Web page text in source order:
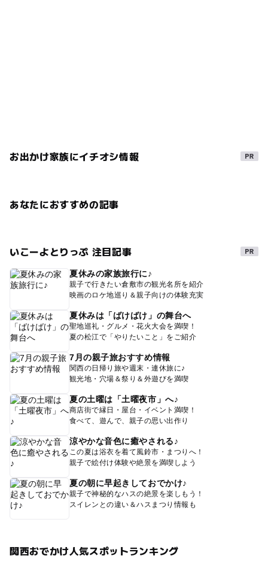
お出かけ家族にイチオシ情報
あなたにおすすめの記事
いこーよとりっぷ 注目記事
夏休みの家族旅行に♪
親子で行きたい倉敷市の観光名所を紹介
映画のロケ地巡り＆親子向けの体験充実
夏休みは「ばけばけ」の舞台へ
聖地巡礼・グルメ・花火大会を満喫！
夏の松江で「やりたいこと」をご紹介
7月の親子旅おすすめ情報
関西の日帰り旅や週末・連休旅に♪
観光地・穴場＆祭り＆外遊びを満喫
夏の土曜は「土曜夜市」へ♪
商店街で縁日・屋台・イベント満喫！
食べて、遊んで、親子の思い出作り
涼やかな音色に癒やされる♪
この夏は浴衣を着て風鈴市・まつりへ！
親子で絵付け体験や絶景を満喫しよう
夏の朝に早起きしておでかけ♪
親子で神秘的なハスの絶景を楽しもう！
スイレンとの違い＆ハスまつり情報も
関西おでかけ人気スポットランキング